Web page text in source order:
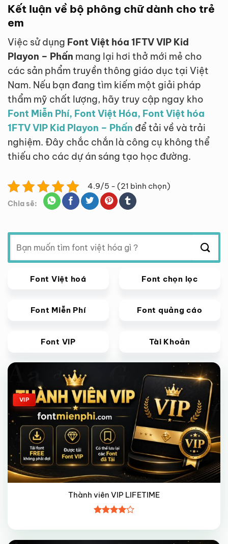
Kết luận về bộ phông chữ dành cho trẻ
em
Việc sử dụng Font Việt hóa 1FTV VIP Kid
Playon – Phấn mang lại hơi thở mới mẻ cho
các sản phẩm truyền thông giáo dục tại Việt
Nam. Nếu bạn đang tìm kiếm một giải pháp
thẩm mỹ chất lượng, hãy truy cập ngay kho
Font Miễn Phí, Font Việt Hóa, Font Việt hóa
1FTV VIP Kid Playon – Phấn để tải về và trải
nghiệm. Đây chắc chắn là công cụ không thể
thiếu cho các dự án sáng tạo học đường.
4.9/5 - (21 bình chọn)
Chia sẽ:
Tìm
kiếm:
Font Việt hoá Font chọn lọc
Font Miễn Phí Font quảng cáo
Font VIP Tài Khoản
Giảm giá!
VIP
Thành viên VIP LIFETIME
xếp hạng
45 sao